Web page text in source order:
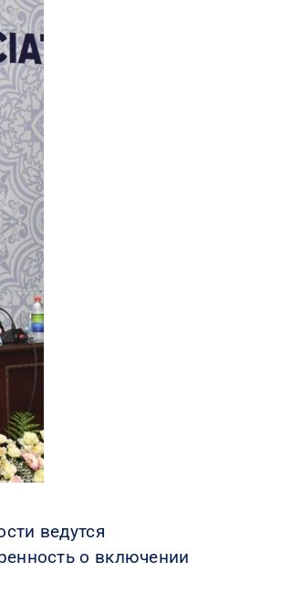
ведутся
о включении